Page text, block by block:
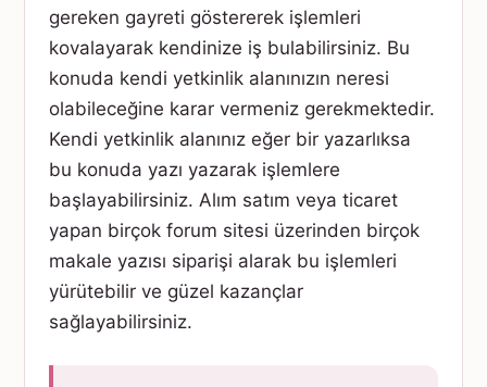
gereken gayreti göstererek işlemleri
kovalayarak kendinize iş bulabilirsiniz. Bu
konuda kendi yetkinlik alanınızın neresi
olabileceğine karar vermeniz gerekmektedir.
Kendi yetkinlik alanınız eğer bir yazarlıksa
bu konuda yazı yazarak işlemlere
başlayabilirsiniz. Alım satım veya ticaret
yapan birçok forum sitesi üzerinden birçok
makale yazısı siparişi alarak bu işlemleri
yürütebilir ve güzel kazançlar
sağlayabilirsiniz.